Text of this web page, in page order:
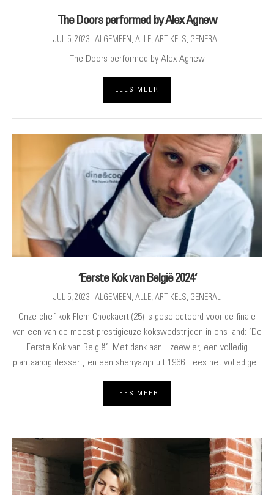
The Doors performed by Alex Agnew
JUL 5, 2023 ALGEMEEN , ALLE, ARTIKELS, GENERAL
The Doors performed by Alex Agnew
LEES MEER
‘Eerste Kok van België 2024‘
JUL 5, 2023 ALGEMEEN, ALLE, ARTIKELS, GENERAL
Onze chef-kok Flem Cnockaert (25) is geselecteerd voor de finale
van een van de meest prestigieuze kokswedstrijden in ons land: ‘De
Eerste Kok van België’. Met dank aan... zeewier, een volledig
plantaardig dessert, en een sherryazijn uit 1966. Lees het volledige...
LEES MEER